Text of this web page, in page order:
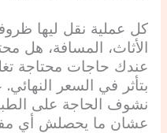
كل عملية نقل ليها
الأثاث، المسافة، هل
عندك حاجات محتاجة
بتأثر في السعر
نشوف الحاجة على
عشان ما يحصلش أي